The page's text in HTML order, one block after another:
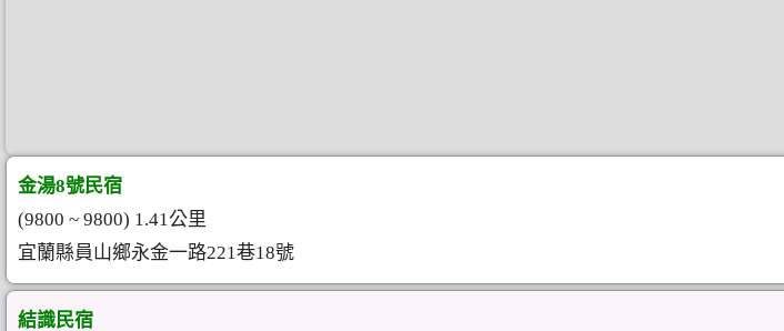
金湯8號民宿
(9800 ~ 9800) 1.41公里
宜蘭縣員山鄉永金一路221巷18號
結識民宿